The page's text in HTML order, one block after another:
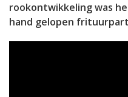
rookontwikkeling was
hand gelopen